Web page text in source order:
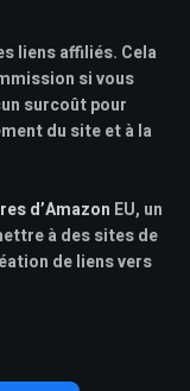
liens affiliés. Cela
si vous
surcoût pour
du site et à la
d’Amazon EU, un
à des sites de
de liens vers